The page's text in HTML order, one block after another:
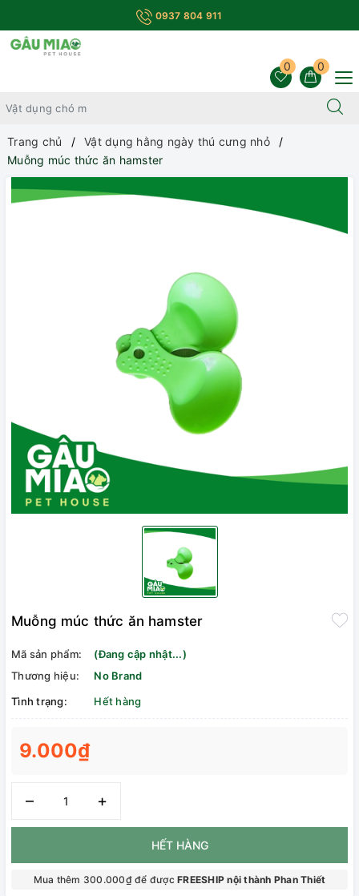
0937 804 911
0
0
Trang chủ
Vật dụng hằng ngày thú cưng nhỏ
Muỗng múc thức ăn hamster
Muỗng múc thức ăn hamster
Mã sản phẩm:
(Đang cập nhật...)
Thương hiệu:
No Brand
Tình trạng:
Hết hàng
9.000₫
– +
HẾT HÀNG
Mua thêm 300.000₫ để đượcFREESHIP nội thành Phan Thiết